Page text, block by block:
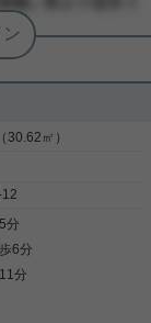
30.62㎡）
分
6分
分